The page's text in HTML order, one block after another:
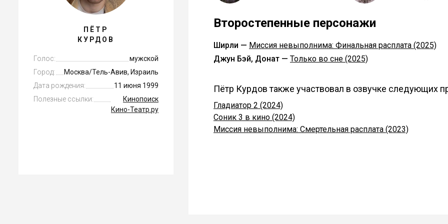
ПЁТР
КУРДОВ
Голос:
мужской
Город:
Москва/Тель-Авив, Израиль
Дата рождения:
11 июня 1999
Полезные ссылки:
Кинопоиск
Кино-Театр.ру
Второстепенные персонажи
Ширли — Миссия невыполнима: Финальная расплата (2025)
Джун Бэй, Донат — Только во сне (2025)
Пётр Курдов также участвовал в озвучке следующих
Гладиатор 2 (2024)
Соник 3 в кино (2024)
Миссия невыполнима: Смертельная расплата (2023)